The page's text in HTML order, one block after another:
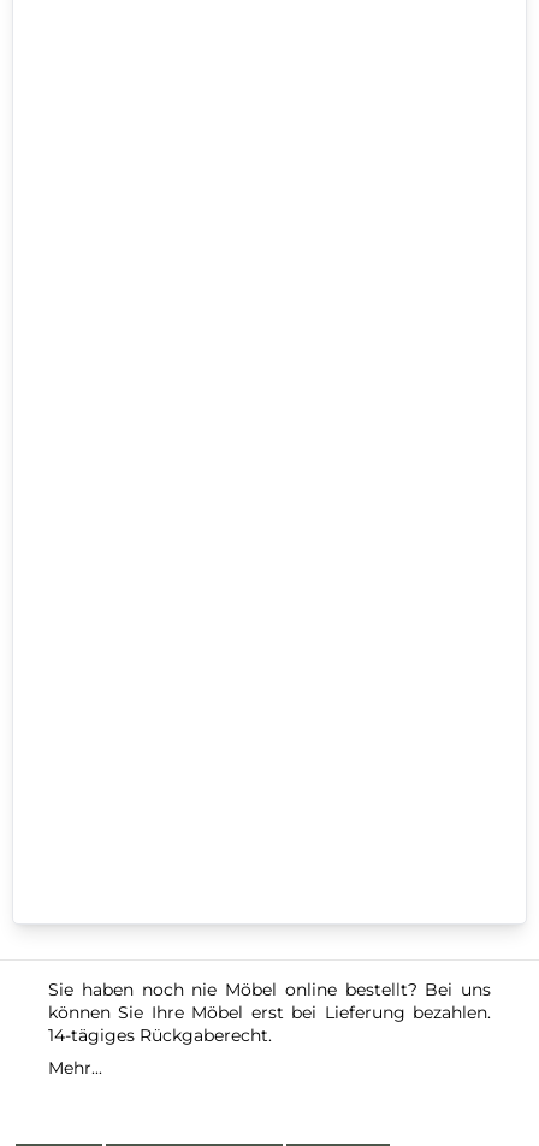
Sie haben noch nie Möbel online bestellt? Bei uns
können Sie Ihre Möbel erst bei Lieferung bezahlen.
14-tägiges Rückgaberecht.
Mehr...